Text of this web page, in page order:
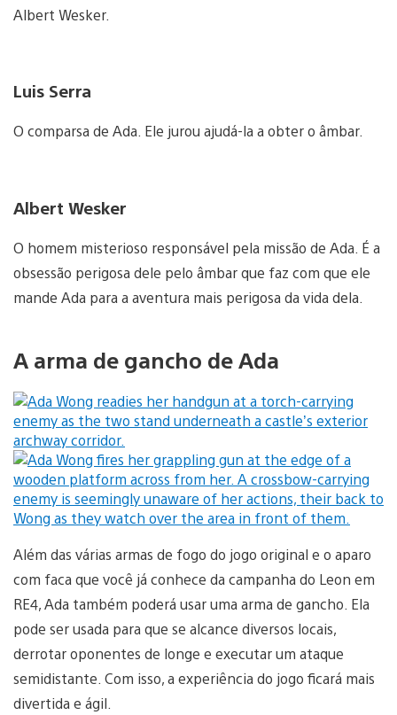
Albert Wesker.
Luis Serra
O comparsa de Ada. Ele jurou ajudá-la a obter o âmbar.
Albert Wesker
O homem misterioso responsável pela missão de Ada. É a
obsessão perigosa dele pelo âmbar que faz com que ele
mande Ada para a aventura mais perigosa da vida dela.
A arma de gancho de Ada
Além das várias armas de fogo do jogo original e o aparo
com faca que você já conhece da campanha do Leon em
RE4, Ada também poderá usar uma arma de gancho. Ela
pode ser usada para que se alcance diversos locais,
derrotar oponentes de longe e executar um ataque
semidistante. Com isso, a experiência do jogo ficará mais
divertida e ágil.